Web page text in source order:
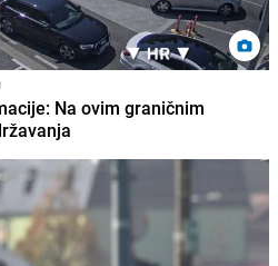
Na ovim graničnim